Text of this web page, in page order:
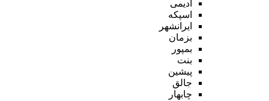
ادیمی
اسپکه
ایرانشهر
بزمان
بمپور
بنت
پیشین
جالق
چابهار